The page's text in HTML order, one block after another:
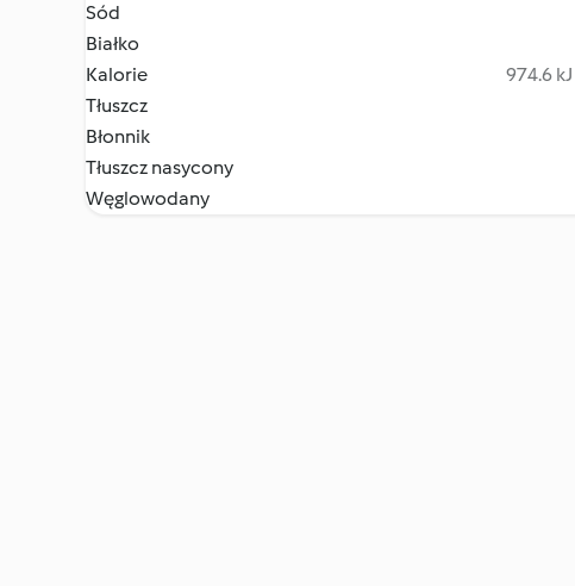
Sód
Białko
Kalorie
974.6
Tłuszcz
Błonnik
Tłuszcz nasycony
Węglowodany